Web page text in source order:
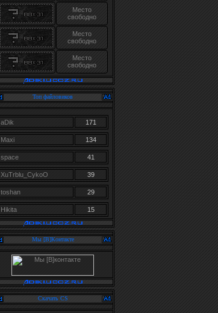
Место
свободно
Место
свободно
Место
свободно
Топ файловиков
aDik 171
Maxi 134
space 41
XuTrblu_CykoO 39
toshan 29
Hikita 15
Мы [В]Контакте
Скачать CS